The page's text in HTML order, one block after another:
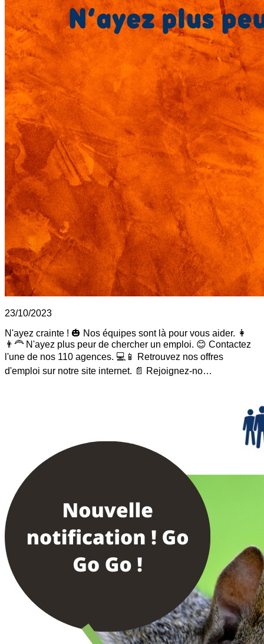
23/10/2023
N'ayez crainte ! 🎃 Nos équipes sont là pour vous aider. 👩
👨‍🦰 N'ayez plus peur de chercher un emploi. 😊 Contactez
l'une de nos 110 agences. 💻📱 Retrouvez nos offres
d'emploi sur notre site internet. 📄 Rejoignez-no…